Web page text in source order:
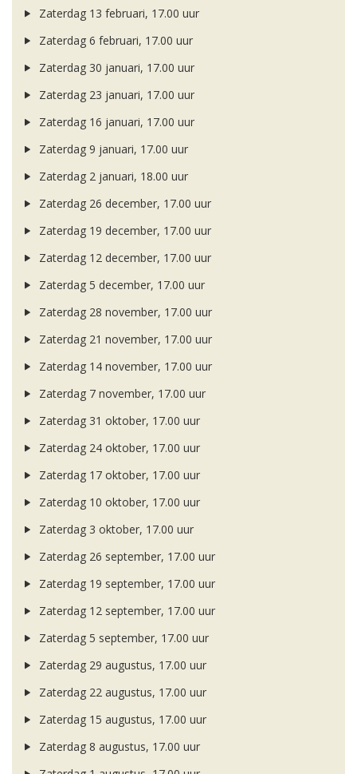
Zaterdag 13 februari, 17.00 uur
Zaterdag 6 februari, 17.00 uur
Zaterdag 30 januari, 17.00 uur
Zaterdag 23 januari, 17.00 uur
Zaterdag 16 januari, 17.00 uur
Zaterdag 9 januari, 17.00 uur
Zaterdag 2 januari, 18.00 uur
Zaterdag 26 december, 17.00 uur
Zaterdag 19 december, 17.00 uur
Zaterdag 12 december, 17.00 uur
Zaterdag 5 december, 17.00 uur
Zaterdag 28 november, 17.00 uur
Zaterdag 21 november, 17.00 uur
Zaterdag 14 november, 17.00 uur
Zaterdag 7 november, 17.00 uur
Zaterdag 31 oktober, 17.00 uur
Zaterdag 24 oktober, 17.00 uur
Zaterdag 17 oktober, 17.00 uur
Zaterdag 10 oktober, 17.00 uur
Zaterdag 3 oktober, 17.00 uur
Zaterdag 26 september, 17.00 uur
Zaterdag 19 september, 17.00 uur
Zaterdag 12 september, 17.00 uur
Zaterdag 5 september, 17.00 uur
Zaterdag 29 augustus, 17.00 uur
Zaterdag 22 augustus, 17.00 uur
Zaterdag 15 augustus, 17.00 uur
Zaterdag 8 augustus, 17.00 uur